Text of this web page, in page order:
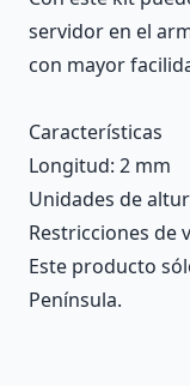
servidor en el
con mayor
Características
Longitud: 2 mm
Unidades de
Restricciones de
Este producto
Península.